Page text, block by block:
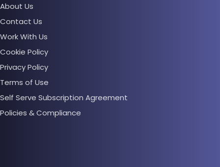
About Us
Contact Us
Work With Us
Cookie Policy
Privacy Policy
Terms of Use
Self Serve Subscription Agreement
Policies & Compliance